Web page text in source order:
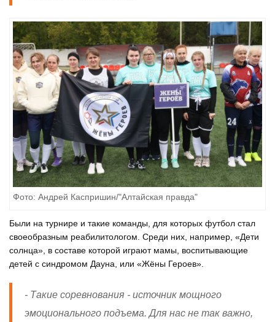
Фото: Андрей Каспришин/"Алтайская правда"
Были на турнире и такие команды, для которых футбол стал
своеобразным реабилитологом. Среди них, например, «Дети
солнца», в составе которой играют мамы, воспитывающие
детей с синдромом Дауна, или «Жёны Героев».
- Такие соревнования - источник мощного
эмоционального подъема. Для нас не так важно,